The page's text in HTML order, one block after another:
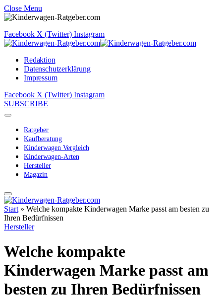
Close Menu
Facebook X (Twitter) Instagram
Redaktion
Datenschutzerklärung
Impressum
Facebook X (Twitter) Instagram
SUBSCRIBE
Ratgeber
Kaufberatung
Kinderwagen Vergleich
Kinderwagen-Arten
Hersteller
Magazin
Start » Welche kompakte Kinderwagen Marke passt am besten zu
Ihren Bedürfnissen
Hersteller
Welche kompakte
Kinderwagen Marke passt am
besten zu Ihren Bedürfnissen